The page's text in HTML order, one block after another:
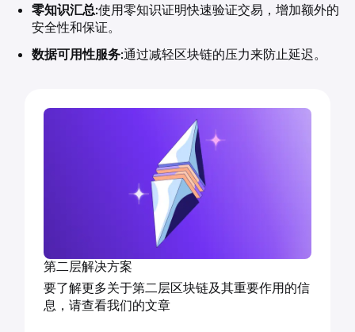
零知识汇总:使用零知识证明快速验证交易，增加额外的
安全性和保证。
数据可用性服务:通过减轻区块链的压力来防止延迟。
第二层解决方案
要了解更多关于第二层区块链及其重要作用的信
息，请查看我们的文章